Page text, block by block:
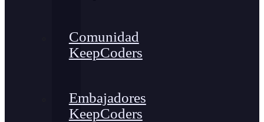
Comunidad
KeepCoders
Embajadores
KeepCoders